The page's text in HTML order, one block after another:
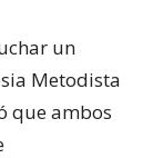
un
Metodista
que ambos